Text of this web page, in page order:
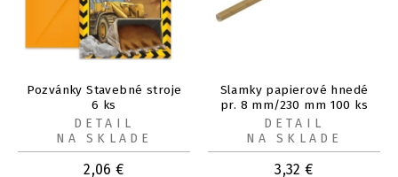
Pozvánky Stavebné stroje
6 ks
2,06 €
DETAIL
NA SKLADE
Slamky papierové hnedé
pr. 8 mm/230 mm 100 ks
3,32 €
DETAIL
NA SKLADE